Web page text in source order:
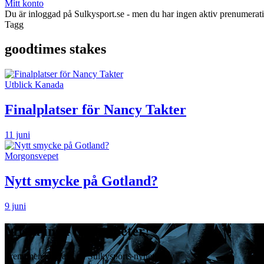
Mitt konto
Du är inloggad på Sulkysport.se - men du har ingen aktiv
Tagg
goodtimes stakes
Utblick Kanada
Finalplatser för Nancy Takter
11 juni
Morgonsvepet
Nytt smycke på Gotland?
9 juni
Missa inga travnyheter!
Prenumerera gratis på Sulkysports nyhetsbrev